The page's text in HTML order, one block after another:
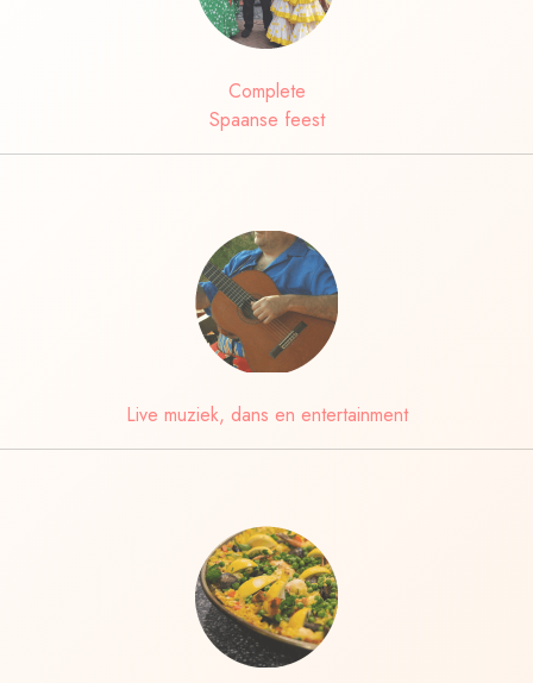
Complete
Spaanse feest
Live muziek, dans en entertainment